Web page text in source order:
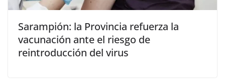
Sarampión: la Provincia refuerza la
vacunación ante el riesgo de
reintroducción del virus